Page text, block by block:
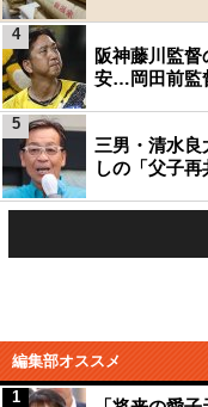
阪神藤川監
安…岡田前監
4
三男・清水
しの「父子
5
編集部オススメ
1